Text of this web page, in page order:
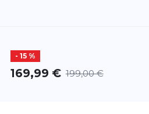
- 15 %
169,99 € 199,00 €